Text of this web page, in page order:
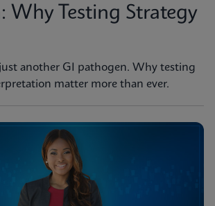
Why Testing Strategy
another GI pathogen. Why testing
matter more than ever.